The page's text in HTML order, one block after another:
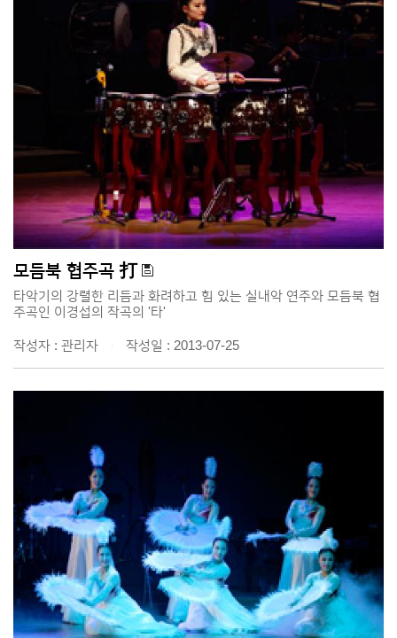
모듬북 협주곡 打
타악기의 강렬한 리듬과 화려하고 힘 있는 실내악 연주와 모듬북 협
주곡인 이경섭의 작곡의 '타'
작성자 : 관리자 작성일 : 2013-07-25